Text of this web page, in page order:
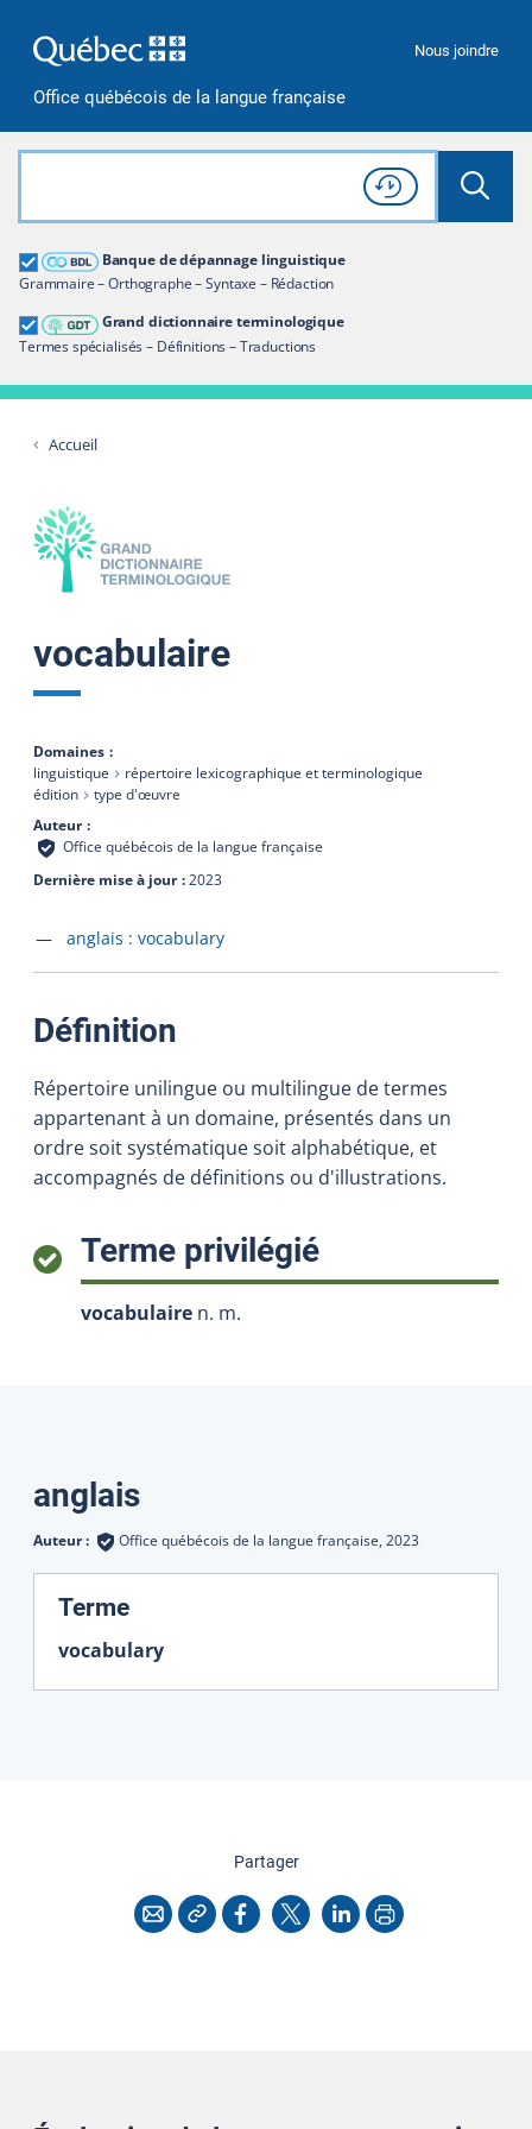
Office québécois de la langue française
Nous joindre
Rechercher dans tout le site
Lancer
Consulter l'
Historique
de recherche
Banque de dépannage linguistique
Grammaire – Orthographe – Syntaxe – Rédaction
Grand dictionnaire terminologique
Termes spécialisés – Définitions – Traductions
Grand dictionnaire terminologique
Restreindre aux termes
Accueil
vocabulaire
Domaines
linguistique
répertoire lexicographique et terminologique
édition
type d'œuvre
Auteur
Office québécois de la langue française
Dernière mise à jour 2023
Accéder à la fiche en
anglais : vocabulary
Définition
Répertoire unilingue ou multilingue de termes
appartenant à un domaine, présentés dans un
ordre soit systématique soit alphabétique, et
accompagnés de définitions ou d'illustrations.
Terme privilégié:
vocabulaire n. m.
Traductions
anglais
Auteur : Office québécois de la langue française, 2023
Terme:
vocabulary
Partagercette page
CourrielCopier l'adresse
Facebook
X LinkedInImprimer